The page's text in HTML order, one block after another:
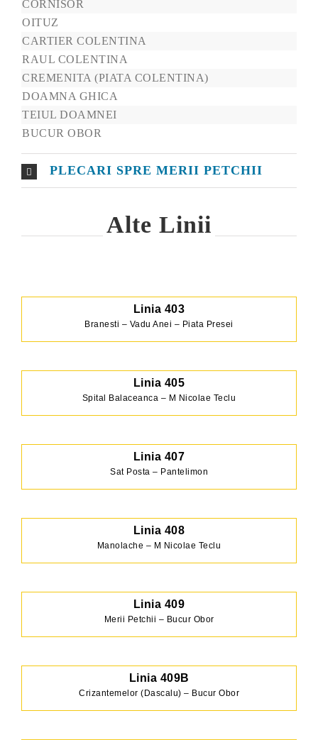
CORNISOR
OITUZ
CARTIER COLENTINA
RAUL COLENTINA
CREMENITA (PIATA COLENTINA)
DOAMNA GHICA
TEIUL DOAMNEI
BUCUR OBOR
PLECARI SPRE MERII PETCHII
Alte Linii
Linia 403
Branesti – Vadu Anei – Piata Presei
Linia 405
Spital Balaceanca – M Nicolae Teclu
Linia 407
Sat Posta – Pantelimon
Linia 408
Manolache – M Nicolae Teclu
Linia 409
Merii Petchii – Bucur Obor
Linia 409B
Crizantemelor (Dascalu) – Bucur Obor